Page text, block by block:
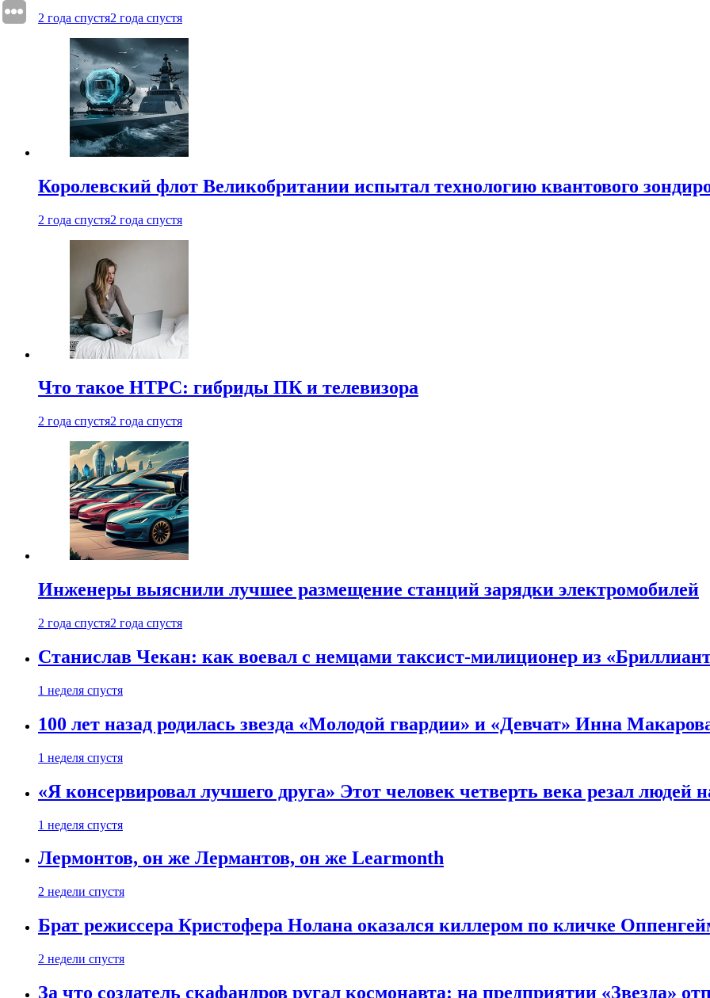
2 года спустя2 года спустя
Королевский флот Великобритании испытал технологию квантового
2 года спустя2 года спустя
Что такое HTPC: гибриды ПК и телевизора
2 года спустя2 года спустя
Инженеры выяснили лучшее размещение станций зарядки электромобилей
2 года спустя2 года спустя
Станислав Чекан: как воевал с немцами таксист-милиционер из
1 неделя спустя
100 лет назад родилась звезда «Молодой гвардии» и «Девчат» Инна
1 неделя спустя
«Я консервировал лучшего друга» Этот человек четверть века резал людей
1 неделя спустя
Лермонтов, он же Лермантов, он же Learmonth
2 недели спустя
Брат режиссера Кристофера Нолана оказался киллером по кличке
2 недели спустя
За что создатель скафандров ругал космонавта: на предприятии «Звезда»